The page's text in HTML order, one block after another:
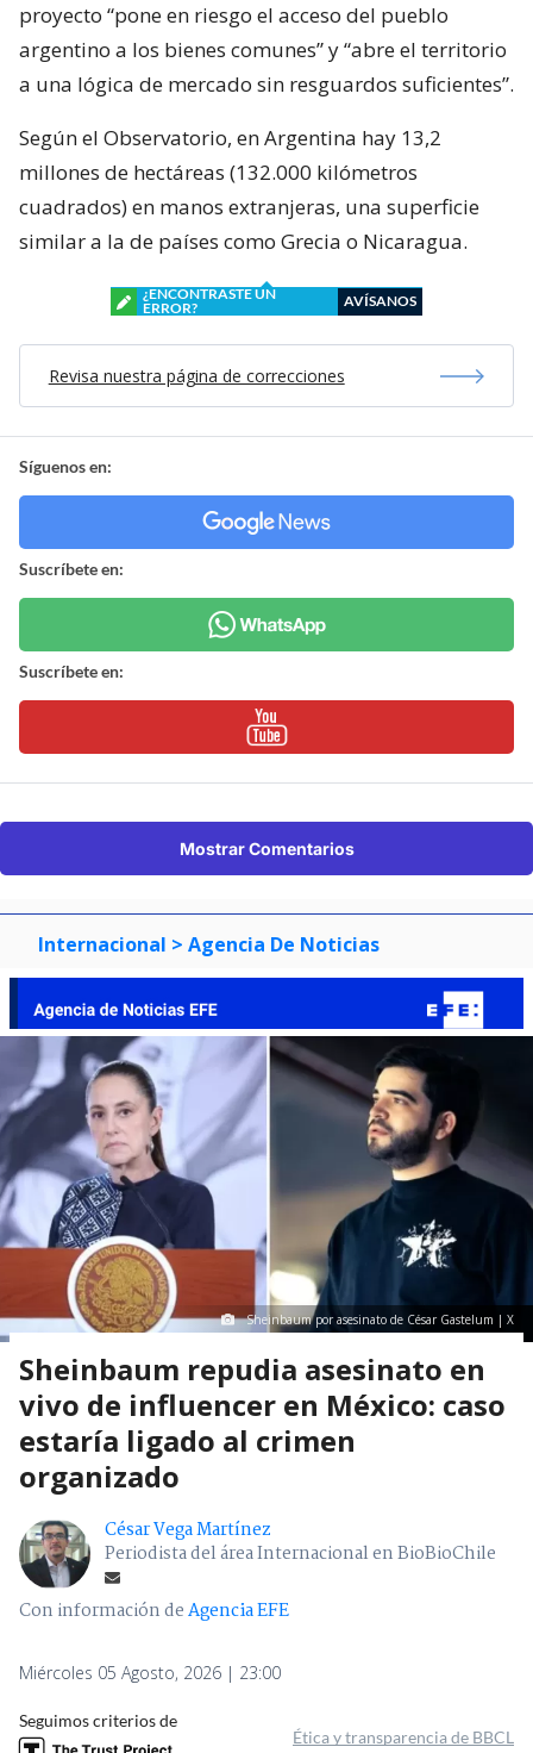
proyecto “pone en riesgo el acceso del pueblo
argentino a los bienes comunes” y “abre el territorio
a una lógica de mercado sin resguardos suficientes”.
Según el Observatorio, en Argentina hay 13,2
millones de hectáreas (132.000 kilómetros
cuadrados) en manos extranjeras, una superficie
similar a la de países como Grecia o Nicaragua.
¿ENCONTRASTE UN
ERROR?
AVÍSANOS
Revisa nuestra página de correcciones
Síguenos en:
Suscríbete en:
Suscríbete en:
Mostrar Comentarios
Internacional > Agencia De Noticias
Sheinbaum por asesinato de César Gastelum | X
Sheinbaum repudia asesinato en
vivo de influencer en México: caso
estaría ligado al crimen
organizado
César Vega Martínez
Periodista del área Internacional en BioBioChile
Con información deAgencia EFE
Miércoles 05 Agosto, 2026 | 23:00
Seguimos criterios de
Ética y transparencia de BBCL